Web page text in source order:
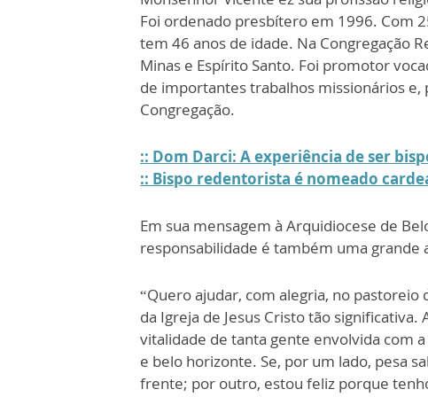
Foi ordenado presbítero em 1996. Com
tem 46 anos de idade. Na Congregação
Minas e Espírito Santo. Foi promotor
de importantes trabalhos missionários e,
Congregação.
:: Dom Darci: A experiência de ser
:: Bispo redentorista é nomeado
Em sua mensagem à Arquidiocese de
responsabilidade é também uma grande
“Quero ajudar, com alegria, no
da Igreja de Jesus Cristo tão
vitalidade de tanta gente envolvida com
e belo horizonte. Se, por um lado, pesa
frente; por outro, estou feliz porque